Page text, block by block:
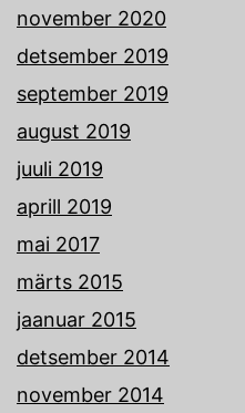
november 2020
detsember 2019
september 2019
august 2019
juuli 2019
aprill 2019
mai 2017
märts 2015
jaanuar 2015
detsember 2014
november 2014